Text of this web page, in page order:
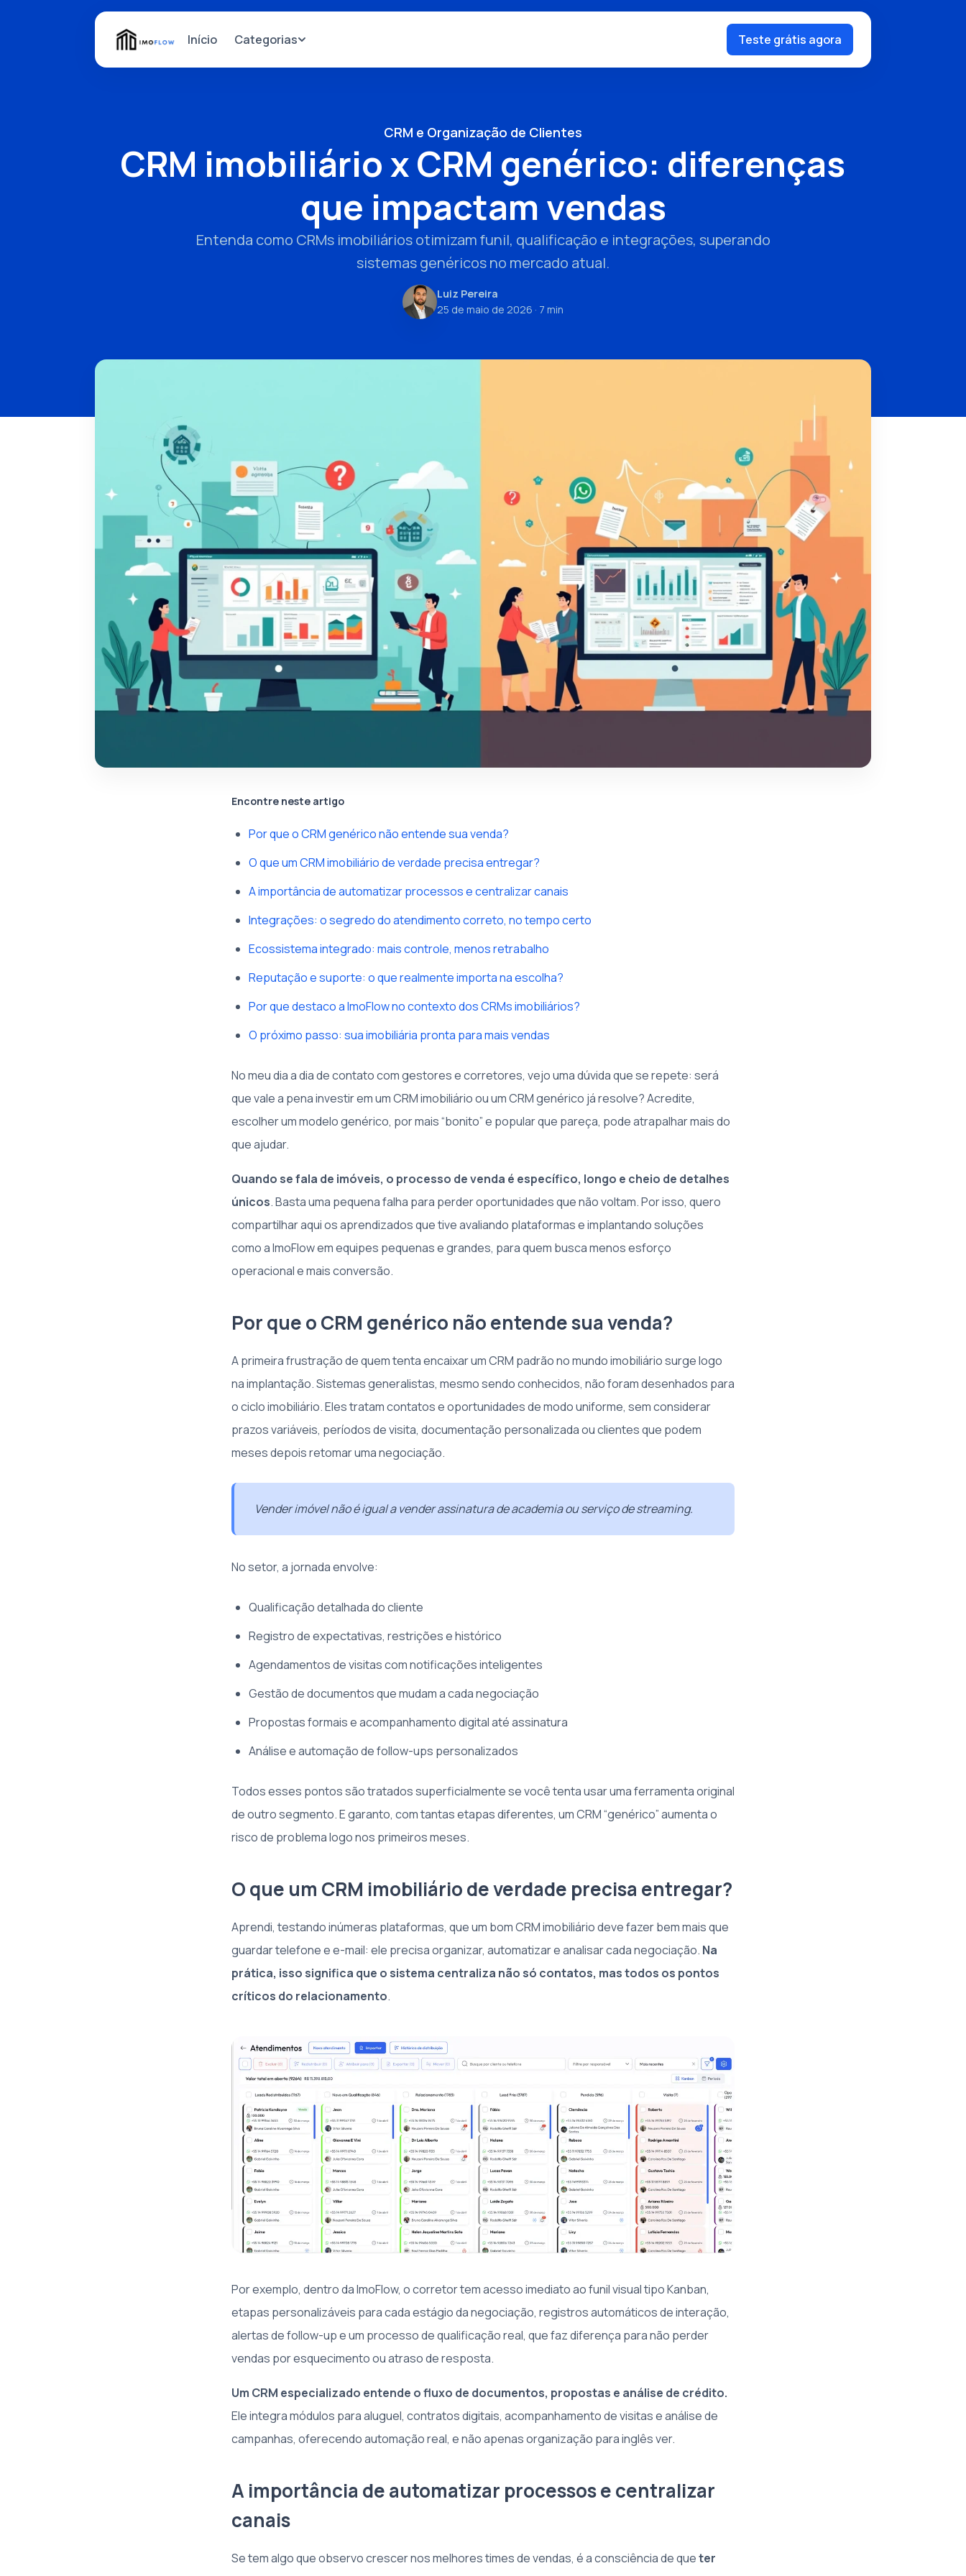
Início Categorias Teste grátis agora
CRM e Organização de Clientes
CRM imobiliário x CRM genérico: diferenças
que impactam vendas
Entenda como CRMs imobiliários otimizam funil, qualificação e integrações, superando
sistemas genéricos no mercado atual.
Luiz Pereira
25 de maio de 2026 · 7 min
Encontre neste artigo
Por que o CRM genérico não entende sua venda?
O que um CRM imobiliário de verdade precisa entregar?
A importância de automatizar processos e centralizar canais
Integrações: o segredo do atendimento correto, no tempo certo
Ecossistema integrado: mais controle, menos retrabalho
Reputação e suporte: o que realmente importa na escolha?
Por que destaco a ImoFlow no contexto dos CRMs imobiliários?
O próximo passo: sua imobiliária pronta para mais vendas
No meu dia a dia de contato com gestores e corretores, vejo uma dúvida que se repete: será
que vale a pena investir em um CRM imobiliário ou um CRM genérico já resolve? Acredite,
escolher um modelo genérico, por mais “bonito” e popular que pareça, pode atrapalhar mais do
que ajudar.
Quando se fala de imóveis, o processo de venda é específico, longo e cheio de detalhes
únicos. Basta uma pequena falha para perder oportunidades que não voltam. Por isso, quero
compartilhar aqui os aprendizados que tive avaliando plataformas e implantando soluções
como a ImoFlow em equipes pequenas e grandes, para quem busca menos esforço
operacional e mais conversão.
Por que o CRM genérico não entende sua venda?
A primeira frustração de quem tenta encaixar um CRM padrão no mundo imobiliário surge logo
na implantação. Sistemas generalistas, mesmo sendo conhecidos, não foram desenhados para
o ciclo imobiliário. Eles tratam contatos e oportunidades de modo uniforme, sem considerar
prazos variáveis, períodos de visita, documentação personalizada ou clientes que podem
meses depois retomar uma negociação.
Vender imóvel não é igual a vender assinatura de academia ou serviço de streaming.
No setor, a jornada envolve:
Qualificação detalhada do cliente
Registro de expectativas, restrições e histórico
Agendamentos de visitas com notificações inteligentes
Gestão de documentos que mudam a cada negociação
Propostas formais e acompanhamento digital até assinatura
Análise e automação de follow-ups personalizados
Todos esses pontos são tratados superficialmente se você tenta usar uma ferramenta original
de outro segmento. E garanto, com tantas etapas diferentes, um CRM “genérico” aumenta o
risco de problema logo nos primeiros meses.
O que um CRM imobiliário de verdade precisa entregar?
Aprendi, testando inúmeras plataformas, que um bom CRM imobiliário deve fazer bem mais que
guardar telefone e e-mail: ele precisa organizar, automatizar e analisar cada negociação. Na
prática, isso significa que o sistema centraliza não só contatos, mas todos os pontos
críticos do relacionamento.
Por exemplo, dentro da ImoFlow, o corretor tem acesso imediato ao funil visual tipo Kanban,
etapas personalizáveis para cada estágio da negociação, registros automáticos de interação,
alertas de follow-up e um processo de qualificação real, que faz diferença para não perder
vendas por esquecimento ou atraso de resposta.
Um CRM especializado entende o fluxo de documentos, propostas e análise de crédito.
Ele integra módulos para aluguel, contratos digitais, acompanhamento de visitas e análise de
campanhas, oferecendo automação real, e não apenas organização para inglês ver.
A importância de automatizar processos e centralizar
canais
Se tem algo que observo crescer nos melhores times de vendas, é a consciência de queter